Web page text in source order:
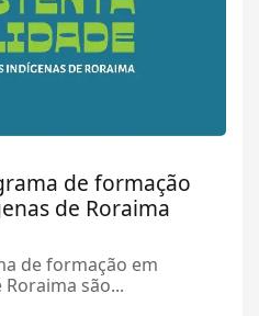
de formação
de Roraima
de formação em
são...